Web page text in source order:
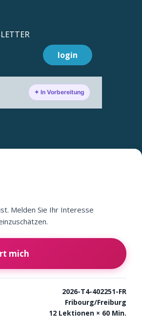
login
✦ In Vorbereitung
Melden Sie Ihr Interesse
mich
2026-T4-402251-FR
Fribourg/Freiburg
12 Lektionen × 60 Min.